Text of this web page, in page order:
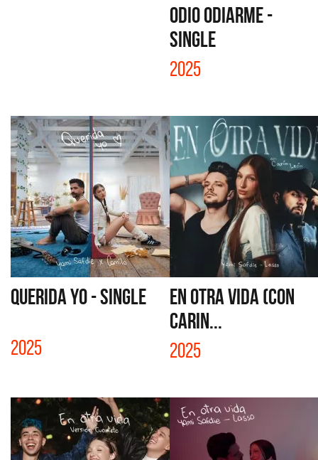
ODIO ODIARME -
SINGLE
2025
QUERIDA YO - SINGLE
2025
EN OTRA VIDA (CON
CARIN...
2025